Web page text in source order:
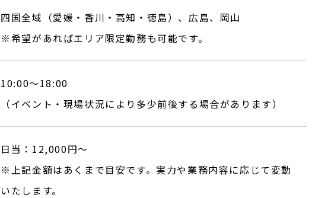
四国全域（愛媛・香川・高知・徳島）、広島、岡山
※希望があればエリア限定勤務も可能です。
10:00〜18:00
（イベント・現場状況により多少前後する場合があります）
日当：12,000円〜
※上記金額はあくまで目安です。実力や業務内容に応じて変動
いたします。